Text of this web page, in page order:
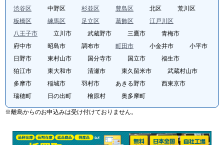
渋谷区
中野区 杉並区 豊島区 北区
荒川区
板橋区
練馬区 足立区 葛飾区
江戸川区
八王子市
立川市 武蔵野市 三鷹市
青梅市
府中市
昭島市 調布市 町田市 小金井市
小平市
日野市
東村山市 国分寺市 国立市
福生市
狛江市
東大和市 清瀬市 東久留米市
武蔵村山市
多摩市
稲城市 羽村市 あきる野市
西東京市
瑞穂町
日の出町 檜原村 奥多摩町
※離島からのお申込みは受け付けておりません。